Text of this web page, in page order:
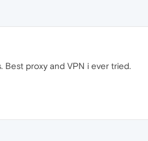
Best proxy and VPN i ever tried.